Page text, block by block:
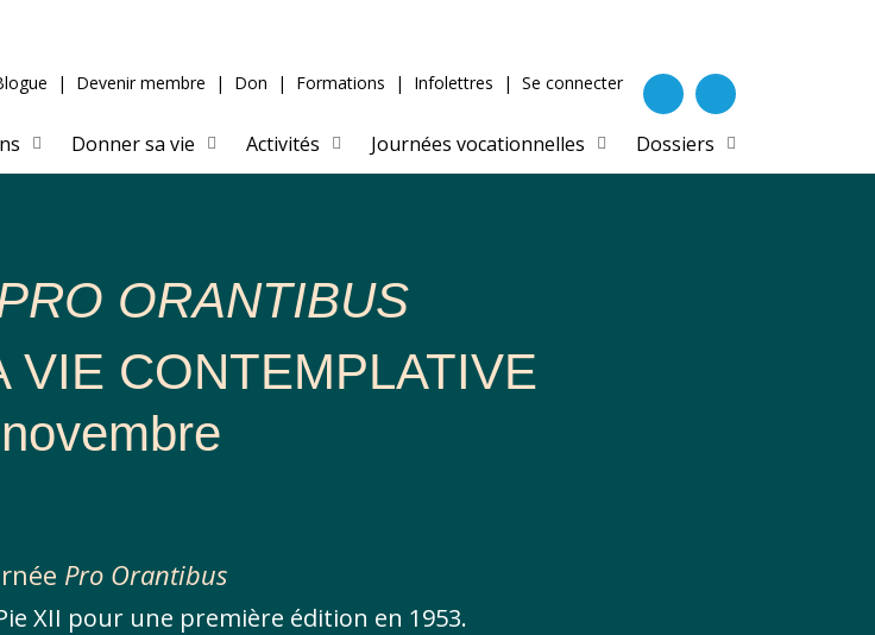
| Devenir membre | Don | Formations | Infolettres | Se connecter
Donner sa vie Activités Journées vocationnelles Dossiers
ORANTIBUS
VIE CONTEMPLATIVE
Pro Orantibus
XII pour une première édition en 1953.